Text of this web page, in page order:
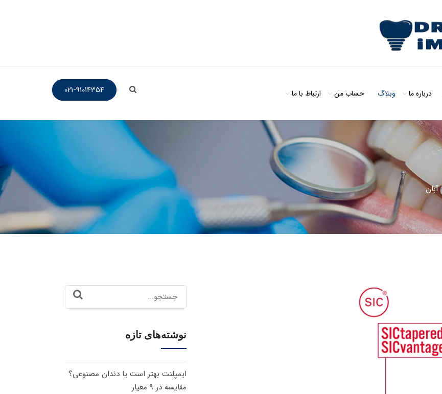
درباره ما وبلاگ حساب من ارتباط با ما 021-91014354
آبان
for:
نوشته‌های تازه
ایمپلنت بهتر است یا دندان مصنوعی؟
مقایسه در 9 معیار